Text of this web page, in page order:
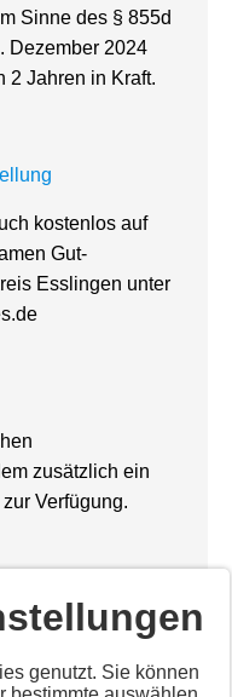
Sinne des § 855d
Dezember 2024
2 Jahren in Kraft.
kostenlos auf
Gut­
Esslingen unter
zusätzlich ein
Verfügung.
genutzt. Sie können